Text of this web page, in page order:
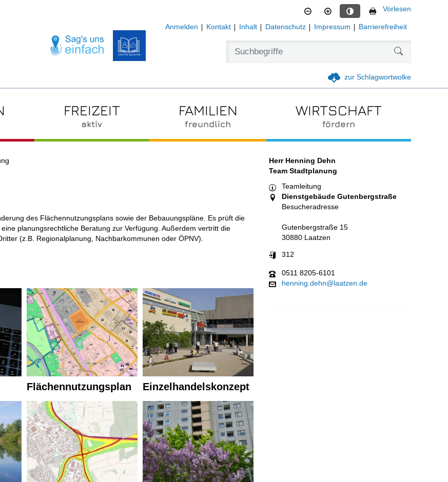
Kontrastmodus aktivieren
Vorlesen
Anmelden Kontakt Inhalt Datenschutz Impressum Barrierefreiheit
zur Schlagwortwolke
FREIZEIT
aktiv
FAMILIEN
freundlich
WIRTSCHAFT
fördern
des Flächennutzungsplans sowie der Bebauungspläne. Es prüft die
planungsrechtliche Beratung zur Verfügung. Außerdem vertritt die
(z.B. Regionalplanung, Nachbarkommunen oder ÖPNV).
Flächennutzungsplan Einzelhandelskonzept
Herr Henning Dehn
Team Stadtplanung
Teamleitung
Dienstgebäude Gutenbergstraße
Besucheradresse
Gutenbergstraße 15
30880 Laatzen
312
0511 8205-6101
henning.dehn@laatzen.de